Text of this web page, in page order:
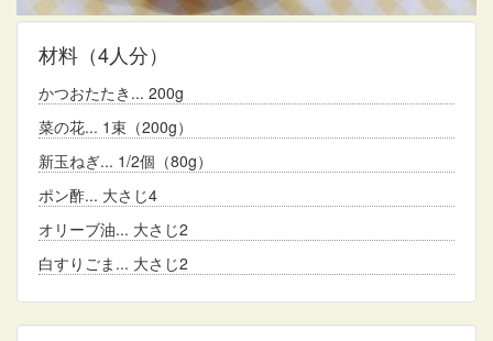
材料 （4人分）
かつおたたき
200g
菜の花
1束（200g）
新玉ねぎ
1/2個（80g）
ポン酢
大さじ4
オリーブ油
大さじ2
白すりごま
大さじ2